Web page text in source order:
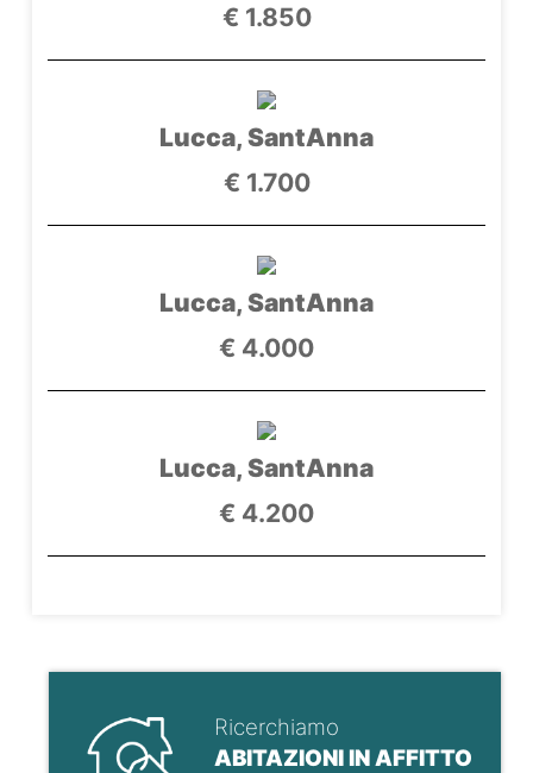
€ 1.850
Lucca, SantAnna
€ 1.700
Lucca, SantAnna
€ 4.000
Lucca, SantAnna
€ 4.200
Ricerchiamo
ABITAZIONI IN AFFITTO